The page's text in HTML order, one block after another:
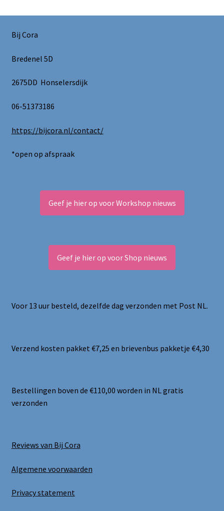
Bij Cora
Bredenel 5D
2675DD Honselersdijk
06-51373186
https://bijcora.nl/contact/
*open op afspraak
Geef je hier op voor Workshop nieuws
Geef je hier op voor Shop nieuws
Voor 13 uur besteld, dezelfde dag verzonden met Post NL.
Verzend kosten pakket €7,25 en brievenbus pakketje €4,30
Bestellingen boven de €110,00 worden in NL gratis
verzonden
Reviews van Bij Cora
Algemene voorwaarden
Privacy statement